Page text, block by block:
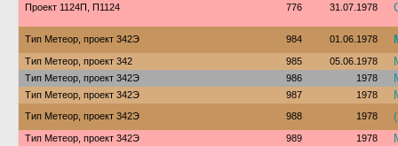
Проект 1124П, П1124 776 31.07.1978
Тип Метеор, проект 342Э 984 01.06.1978
Тип Метеор, проект 342 985 05.06.1978
Тип Метеор, проект 342Э 986 1978
Тип Метеор, проект 342Э 987 1978
Тип Метеор, проект 342Э 988 1978
Тип Метеор, проект 342Э 989 1978